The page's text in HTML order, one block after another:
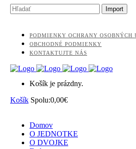
PODMIENKY OCHRANY OSOBNÝCH
OBCHODNÉ PODMIENKY
KONTAKTUJTE NÁS
Košík je prázdny.
Košík Spolu:0,00€
Domov
O JEDNOTKE
O DVOJKE